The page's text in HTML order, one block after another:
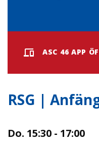
ASC 46 APP
RSG |
Do. 15:30 - 17:00